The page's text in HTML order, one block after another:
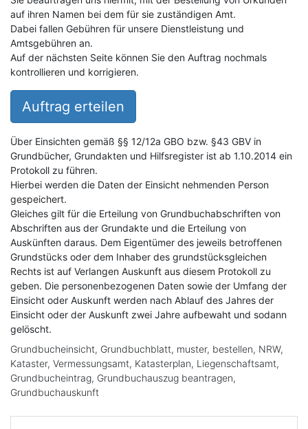
auf ihren Namen bei dem für sie zuständigen Amt.
Dabei fallen Gebühren für unsere Dienstleistung und
Amtsgebühren an.
Auf der nächsten Seite können Sie den Auftrag nochmals
kontrollieren und korrigieren.
Auftrag erteilen
Über Einsichten gemäß §§ 12/12a GBO bzw. §43 GBV in
Grundbücher, Grundakten und Hilfsregister ist ab 1.10.2014 ein
Protokoll zu führen.
Hierbei werden die Daten der Einsicht nehmenden Person
gespeichert.
Gleiches gilt für die Erteilung von Grundbuchabschriften von
Abschriften aus der Grundakte und die Erteilung von
Auskünften daraus. Dem Eigentümer des jeweils betroffenen
Grundstücks oder dem Inhaber des grundstücksgleichen
Rechts ist auf Verlangen Auskunft aus diesem Protokoll zu
geben. Die personenbezogenen Daten sowie der Umfang der
Einsicht oder Auskunft werden nach Ablauf des Jahres der
Einsicht oder der Auskunft zwei Jahre aufbewaht und sodann
gelöscht.
Grundbucheinsicht, Grundbuchblatt, muster, bestellen, NRW,
Kataster, Vermessungsamt, Katasterplan, Liegenschaftsamt,
Grundbucheintrag, Grundbuchauszug beantragen,
Grundbuchauskunft